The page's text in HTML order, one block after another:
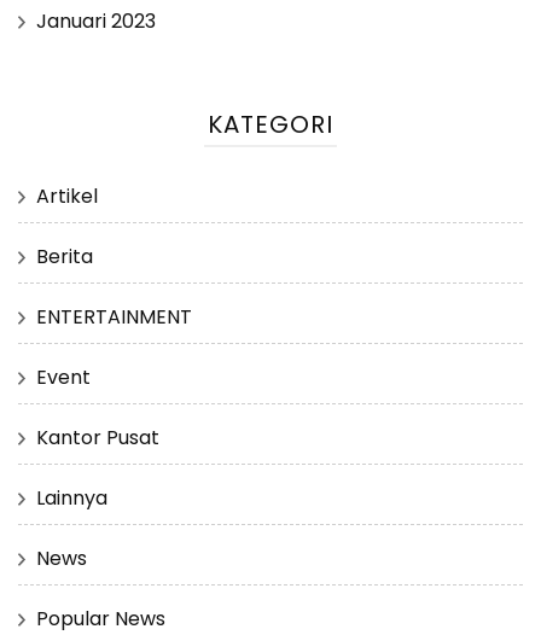
Januari 2023
KATEGORI
Artikel
Berita
ENTERTAINMENT
Event
Kantor Pusat
Lainnya
News
Popular News